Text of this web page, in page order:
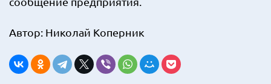
Автор: Николай Коперник